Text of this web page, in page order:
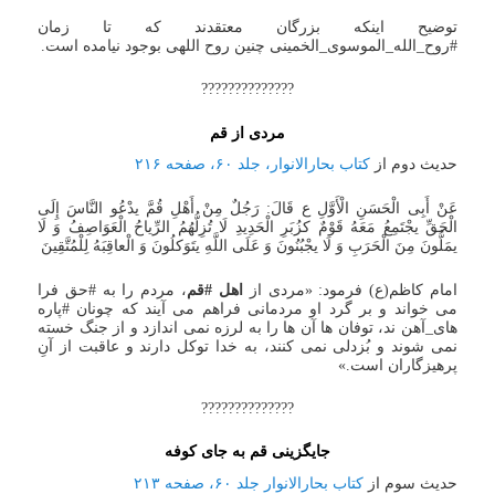
توضیح اینکه بزرگان معتقدند که تا زمان
#روح_الله_الموسوی_الخمینی چنین روح اللهی بوجود نیامده است.
??????????????
مردی از قم
حدیث دوم ازکتاب بحارالانوار، جلد ۶۰، صفحه ۲۱۶
عَنْ أَبِی الْحَسَنِ الْأَوَّلِ ع قَالَ: رَجُلٌ مِنْ أَهْلِ قُمَّ یدْعُو النَّاسَ إِلَی
الْحَقِّ یجْتَمِعُ مَعَهُ قَوْمٌ کزُبَرِ الْحَدِیدِ لَا تُزِلُّهُمُ الرِّیاحُ الْعَوَاصِفُ وَ لَا
یمَلُّونَ مِنَ الْحَرَبِ وَ لَا یجْبُنُونَ وَ عَلَی اللَّهِ یتَوَکلُونَ وَ الْعاقِبَهُ لِلْمُتَّقِینَ
امام کاظم(ع) فرمود: «مردی از اهل #قم، مردم را به #حق فرا
می خواند و بر گرد او مردمانی فراهم می آیند که چونان #پاره
های_آهن ند، توفان ها آن ها را به لرزه نمی اندازد و از جنگ خسته
نمی شوند و بُزدلی نمی کنند، به خدا توکل دارند و عاقبت از آنِ
پرهیزگاران است.»
??????????????
جایگزینی قم به جای کوفه
حدیث سوم ازکتاب بحارالانوار جلد ۶۰، صفحه ۲۱۳